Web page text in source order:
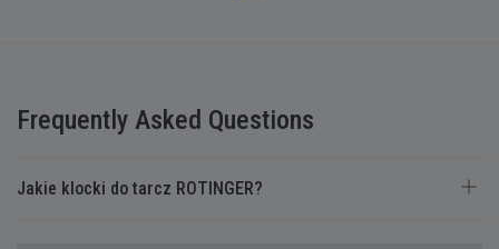
Frequently Asked Questions
Jakie klocki do tarcz ROTINGER?